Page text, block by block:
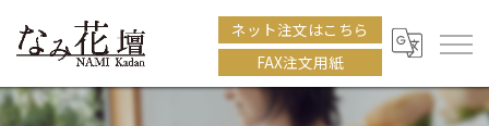
ネット注文はこちら
FAX注文用紙